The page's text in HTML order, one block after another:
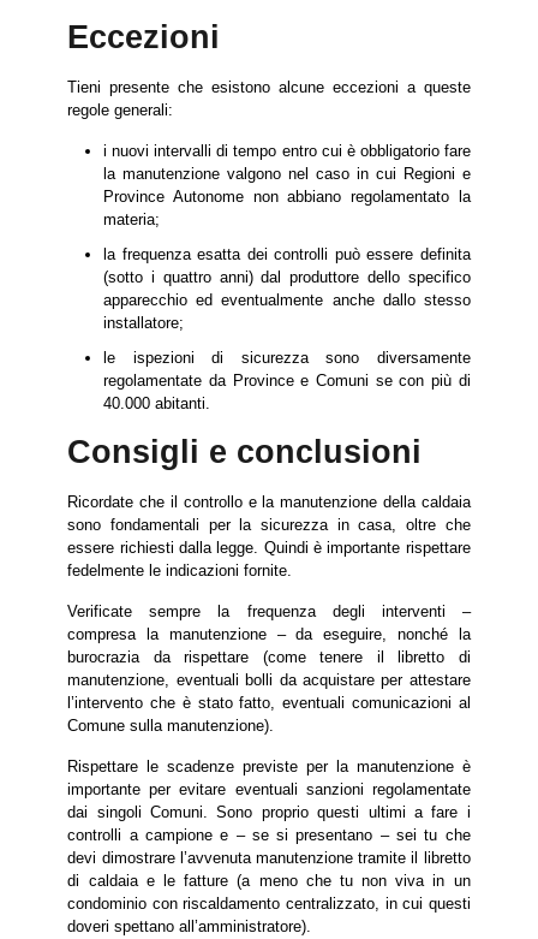
Eccezioni
Tieni presente che esistono alcune eccezioni a queste
regole generali:
i nuovi intervalli di tempo entro cui è obbligatorio fare
la manutenzione valgono nel caso in cui Regioni e
Province Autonome non abbiano regolamentato la
materia;
la frequenza esatta dei controlli può essere definita
(sotto i quattro anni) dal produttore dello specifico
apparecchio ed eventualmente anche dallo stesso
installatore;
le ispezioni di sicurezza sono diversamente
regolamentate da Province e Comuni se con più di
40.000 abitanti.
Consigli e conclusioni
Ricordate che il controllo e la manutenzione della caldaia
sono fondamentali per la sicurezza in casa, oltre che
essere richiesti dalla legge. Quindi è importante rispettare
fedelmente le indicazioni fornite.
Verificate sempre la frequenza degli interventi –
compresa la manutenzione – da eseguire, nonché la
burocrazia da rispettare (come tenere il libretto di
manutenzione, eventuali bolli da acquistare per attestare
l’intervento che è stato fatto, eventuali comunicazioni al
Comune sulla manutenzione).
Rispettare le scadenze previste per la manutenzione è
importante per evitare eventuali sanzioni regolamentate
dai singoli Comuni. Sono proprio questi ultimi a fare i
controlli a campione e – se si presentano – sei tu che
devi dimostrare l’avvenuta manutenzione tramite il libretto
di caldaia e le fatture (a meno che tu non viva in un
condominio con riscaldamento centralizzato, in cui questi
doveri spettano all’amministratore).